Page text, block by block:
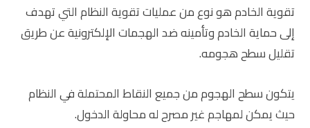
تقوية الخادم هو نوع من عمليات تقوية النظام التي تهدف
إلى حماية الخادم وتأمينه ضد الهجمات الإلكترونية عن طريق
تقليل سطح هجومه.
يتكون سطح الهجوم من جميع النقاط المحتملة في النظام
حيث يمكن لمهاجم غير مصرح له محاولة الدخول.